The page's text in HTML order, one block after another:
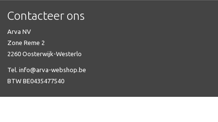
Contacteer ons
Arva NV
Zone Reme 2
2260 Oosterwijk-Westerlo
Tel. info@arva-webshop.be
BTW BE0435477540